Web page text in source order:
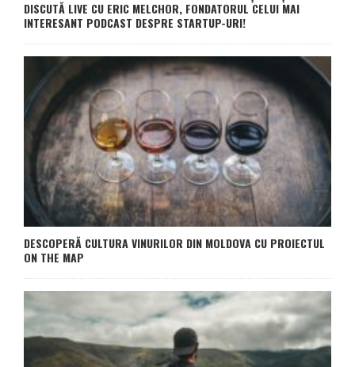
DISCUTĂ LIVE CU ERIC MELCHOR, FONDATORUL CELUI MAI
INTERESANT PODCAST DESPRE STARTUP-URI!
DESCOPERĂ CULTURA VINURILOR DIN MOLDOVA CU PROIECTUL
ON THE MAP